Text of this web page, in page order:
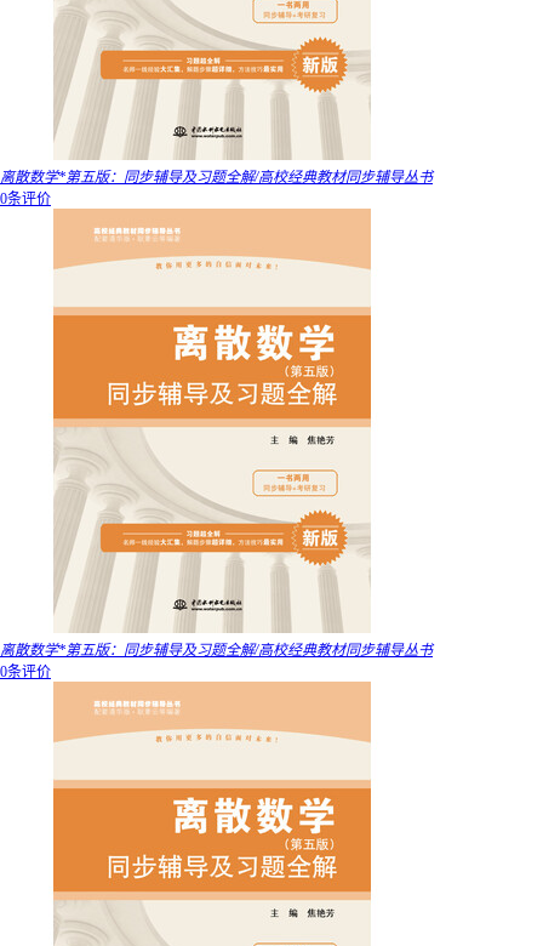
离散数学*第五版：同步辅导及习题全解/高校经典教材同步辅导丛书
0条评价
离散数学*第五版：同步辅导及习题全解/高校经典教材同步辅导丛书
0条评价